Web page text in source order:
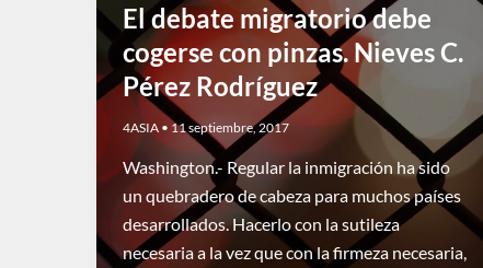
El debate migratorio debe
cogerse con pinzas. Nieves C.
Pérez Rodríguez
4ASIA • 11 septiembre, 2017
Washington.- Regular la inmigración ha sido
un quebradero de cabeza para muchos países
desarrollados. Hacerlo con la sutileza
necesaria a la vez que con la firmeza necesaria,